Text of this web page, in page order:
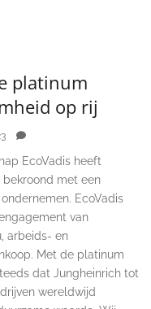
platinum
op rij
EcoVadis heeft
met een
EcoVadis
van
arbeids- en
Met de platinum
dat Jungheinrich tot
wereldwijd